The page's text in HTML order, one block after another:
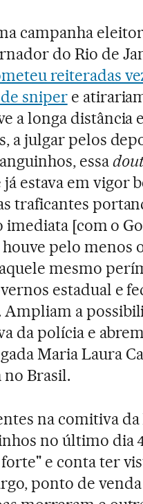
campanha
do Rio de
reiteradas
snipere
a longa distância
a julgar pelos
essa
estava em vigor
traficantes
imediata [com o
pelo menos
mesmo
estadual e
a
da polícia e
Maria Laura
no Brasil.
na comitiva
no último dia
e conta ter
ponto de